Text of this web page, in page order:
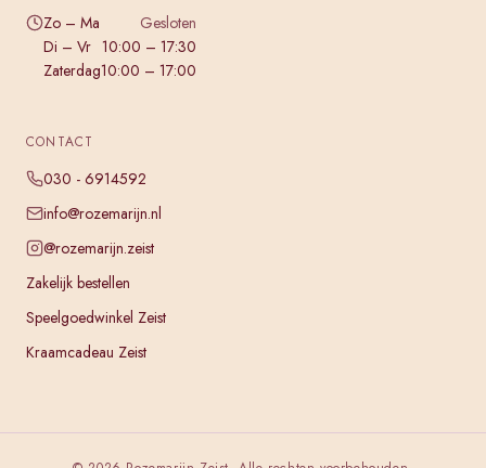
Zo – Ma
Gesloten
Di – Vr 10:00 – 17:30
Zaterdag10:00 – 17:00
CONTACT
030 - 6914592
info@rozemarijn.nl
@rozemarijn.zeist
Zakelijk bestellen
Speelgoedwinkel Zeist
Kraamcadeau Zeist